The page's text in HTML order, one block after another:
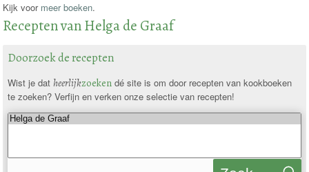
Kijk voor meer boeken.
Recepten van Helga de Graaf
Doorzoek de recepten
Wist je dat heerlijkzoekendé site is om door recepten van kookboeken
te zoeken? Verfijn en verken onze selectie van recepten!